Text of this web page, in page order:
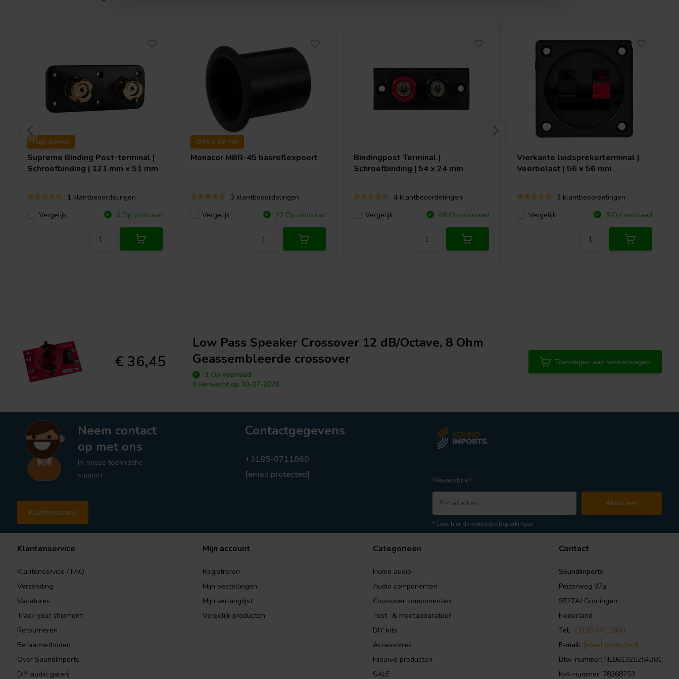
high power
Supreme Binding Post-terminal |
Schroefbinding | 121 mm x 51 mm
1 klantbeoordelingen
Vergelijk
6 Op voorraad
Ø45 x 62 mm
Monacor MBR-45 basreflexpoort
3 klantbeoordelingen
Vergelijk
22 Op voorraad
Bindingpost Terminal |
Schroefbinding | 54 x 24 mm
4 klantbeoordelingen
Vergelijk
48 Op voorraad
Vierkante luidsprekerterminal |
Veerbelast | 56 x 56 mm
3 klantbeoordelingen
Vergelijk
5 Op voorraad
€ 36,45
Low Pass Speaker Crossover 12 dB/Octave, 8 Ohm
Geassembleerde crossover
3 Op voorraad
6 verwacht op 30-07-2026
Toevoegen aan winkelwagen
Neem contact
op met ons
In-house technische
support
Klantenservice
Contactgegevens
+3185-0711860
[email protected]
Nieuwsbrief
Abonneer
* Lees hier de wettelijke beperkingen
Klantenservice
Klantenservice / FAQ
Verzending
Vacatures
Track your shipment
Retourneren
Betaalmethoden
Over SoundImports
DIY audio galerij
Mijn account
Registreren
Mijn bestellingen
Mijn verlanglijst
Vergelijk producten
Categorieën
Home audio
Audio componenten
Crossover componenten
Test- & meetapparatuur
DIY kits
Accessoires
Nieuwe producten
SALE
Contact
SoundImports
Peizerweg 97a
9727AJ Groningen
Nederland
Tel: +3185-0711860
E-mail: [email protected]
Btw-nummer: NL861325254B01
KvK-nummer: 78268753